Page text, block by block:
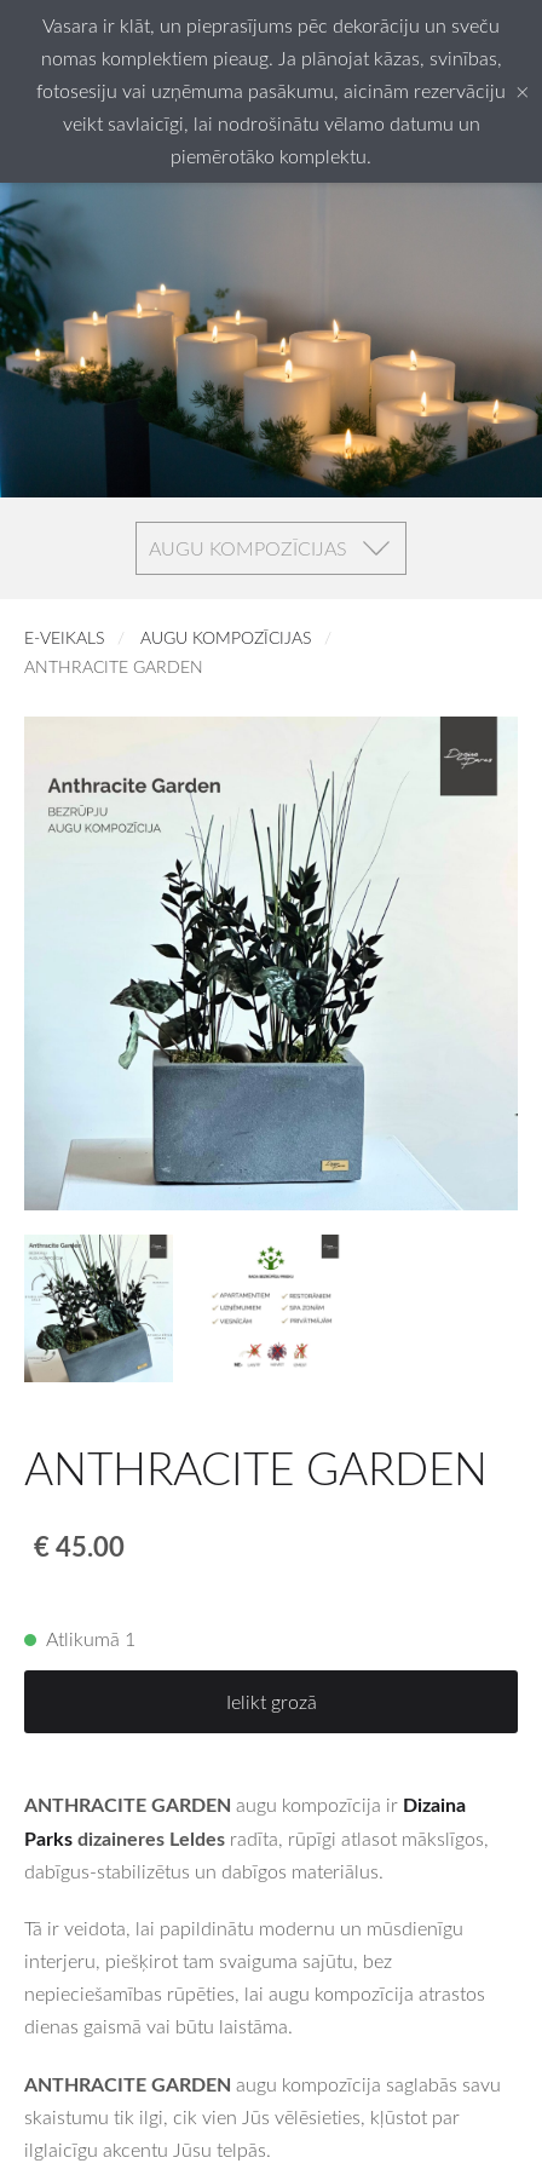
Vasara ir klāt, un pieprasījums pēc dekorāciju un sveču
nomas komplektiem pieaug. Ja plānojat kāzas, svinības,
fotosesiju vai uzņēmuma pasākumu, aicinām rezervāciju
veikt savlaicīgi, lai nodrošinātu vēlamo datumu un
piemērotāko komplektu.
×
AUGU KOMPOZĪCIJAS
E-VEIKALS
AUGU KOMPOZĪCIJAS
ANTHRACITE GARDEN
ANTHRACITE GARDEN
€ 45.00
Atlikumā 1
Ielikt grozā
ANTHRACITE GARDEN augu kompozīcija ir Dizaina
Parksdizaineres Leldes radīta, rūpīgi atlasot mākslīgos,
dabīgus-stabilizētus un dabīgos materiālus.
Tā ir veidota, lai papildinātu modernu un mūsdienīgu
interjeru, piešķirot tam svaiguma sajūtu, bez
nepieciešamības rūpēties, lai augu kompozīcija atrastos
dienas gaismā vai būtu laistāma.
ANTHRACITE GARDEN augu kompozīcija saglabās savu
skaistumu tik ilgi, cik vien Jūs vēlēsieties, kļūstot par
ilglaicīgu akcentu Jūsu telpās.